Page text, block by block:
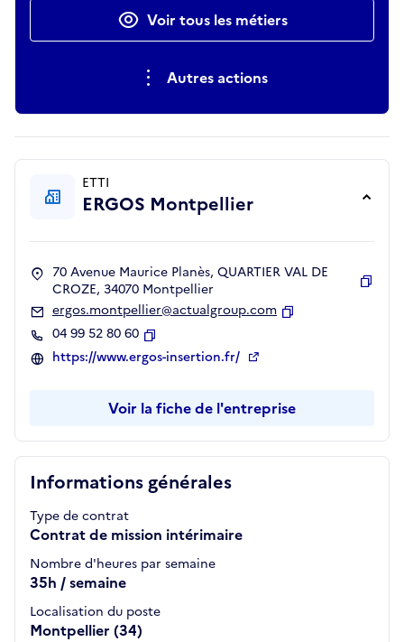
Voir tous les métiers
Autres actions
Informations générales
Type de contrat
Contrat de mission intérimaire
Nombre d'heures par semaine
35h / semaine
Localisation du poste
Montpellier (34)
ETTI
ERGOS Montpellier
70 Avenue Maurice Planès, QUARTIER VAL DE
CROZE, 34070 Montpellier
ergos.montpellier@actualgroup.com
04 99 52 80 60
Copier
https://www.ergos-insertion.fr/
Voir la fiche de l'entreprise